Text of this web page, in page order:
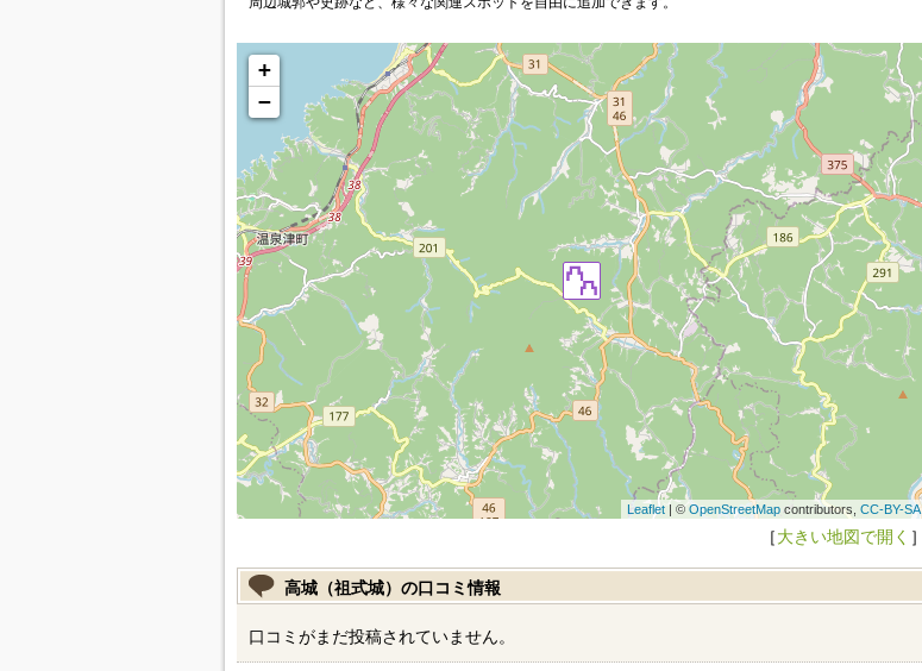
+
−
Leaflet| © OpenStreetMapcontributors, CC-BY-SA
［大きい地図で開く ］
高城（祖式城）の口コミ情報
口コミがまだ投稿されていません。